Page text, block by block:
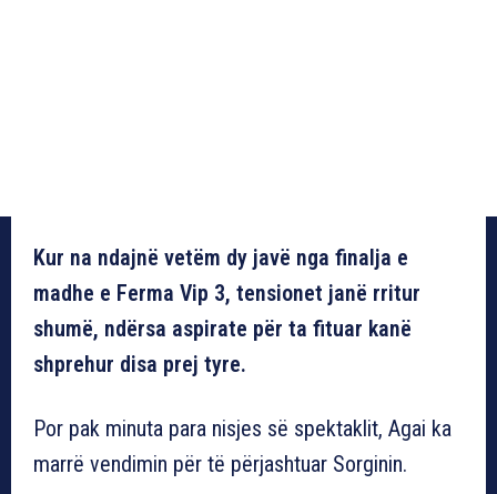
Kur na ndajnë vetëm dy javë nga finalja e
madhe e Ferma Vip 3, tensionet janë rritur
shumë, ndërsa aspirate për ta fituar kanë
shprehur disa prej tyre.
Por pak minuta para nisjes së spektaklit, Agai ka
marrë vendimin për të përjashtuar Sorginin.